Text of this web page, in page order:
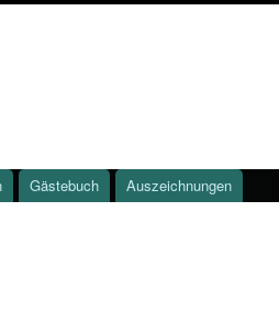
Gästebuch Auszeichnungen